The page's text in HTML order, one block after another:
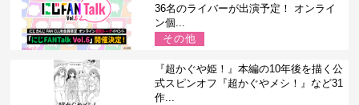
36名のライバーが出演予定！ オンライ
ン個...
その他
『超かぐや姫！』本編の10年後を描く公
式スピンオフ『超かぐやメシ！』など31
作...